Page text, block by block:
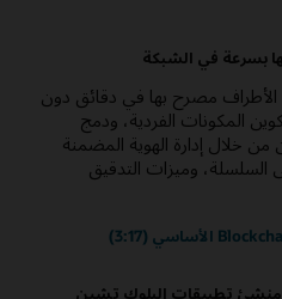
بسرعة في الشبكة
مصرح بها في دقائق دون
المكونات الفردية، ودمج
من خلال إدارة الهوية المضمنة
السلسلة، وميزات التدقيق
منشئ تطبيقات البلوك تشين